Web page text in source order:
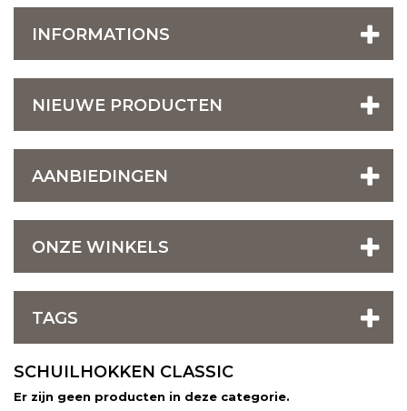
INFORMATIONS
NIEUWE PRODUCTEN
AANBIEDINGEN
ONZE WINKELS
TAGS
SCHUILHOKKEN CLASSIC
Er zijn geen producten in deze categorie.